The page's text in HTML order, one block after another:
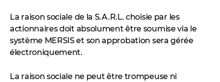
La raison sociale de la S.A.R.L. choisie par les
actionnaires doit absolument être soumise via le
système MERSIS et son approbation sera gérée
électroniquement.
La raison sociale ne peut être trompeuse ni